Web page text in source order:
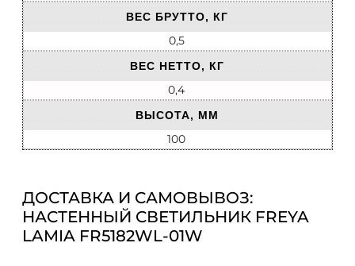
ВЕС БРУТТО, КГ
0,5
ВЕС НЕТТО, КГ
0,4
ВЫСОТА, ММ
100
ДОСТАВКА И САМОВЫВОЗ:
НАСТЕННЫЙ СВЕТИЛЬНИК FREYA
LAMIA FR5182WL-01W